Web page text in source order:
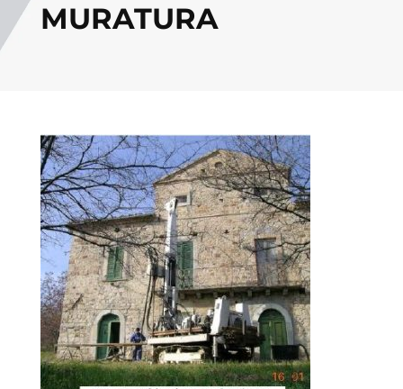
MURATURA